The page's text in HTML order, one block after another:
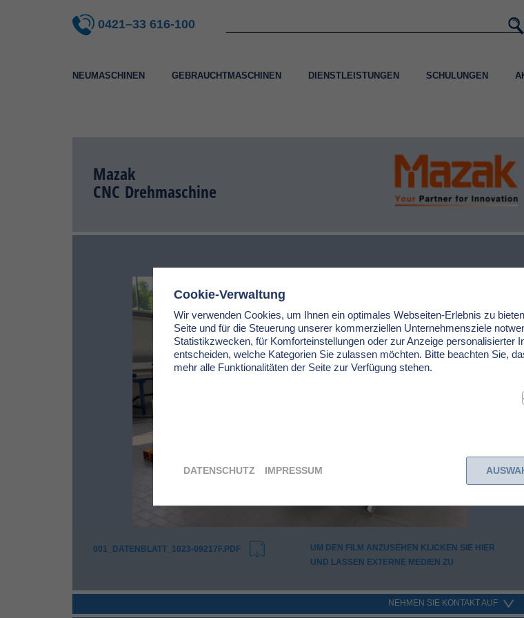
0421–33 616-100
NEUMASCHINEN GEBRAUCHTMASCHINEN DIENSTLEISTUNGEN SCHULUNGEN
Mazak
CNC Drehmaschine
001_DATENBLATT_1023-09217F.PDF
UM DEN FILM ANZUSEHEN KLICKEN SIE HIER
UND LASSEN EXTERNE MEDIEN ZU
NEHMEN SIE KONTAKT AUF
Cookie-Verwaltung
Wir verwenden Cookies, um Ihnen ein optimales Webseiten-Erlebnis zu
Seite und für die Steuerung unserer kommerziellen Unternehmensziele
Statistikzwecken, für Komforteinstellungen oder zur Anzeige personalisierter
entscheiden, welche Kategorien Sie zulassen möchten. Bitte beachten Sie,
mehr alle Funktionalitäten der Seite zur Verfügung stehen.
DATENSCHUTZ IMPRESSUM